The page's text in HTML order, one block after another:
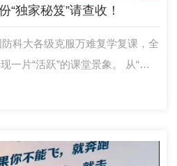
“独家秘笈”请查收！
科大各级克服万难复学复课，全
一片“活跃”的课堂景象。 从“台
现华丽转身？下面，让我们一起